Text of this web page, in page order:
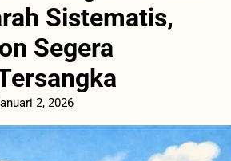
Sistematis,
Segera
2, 2026